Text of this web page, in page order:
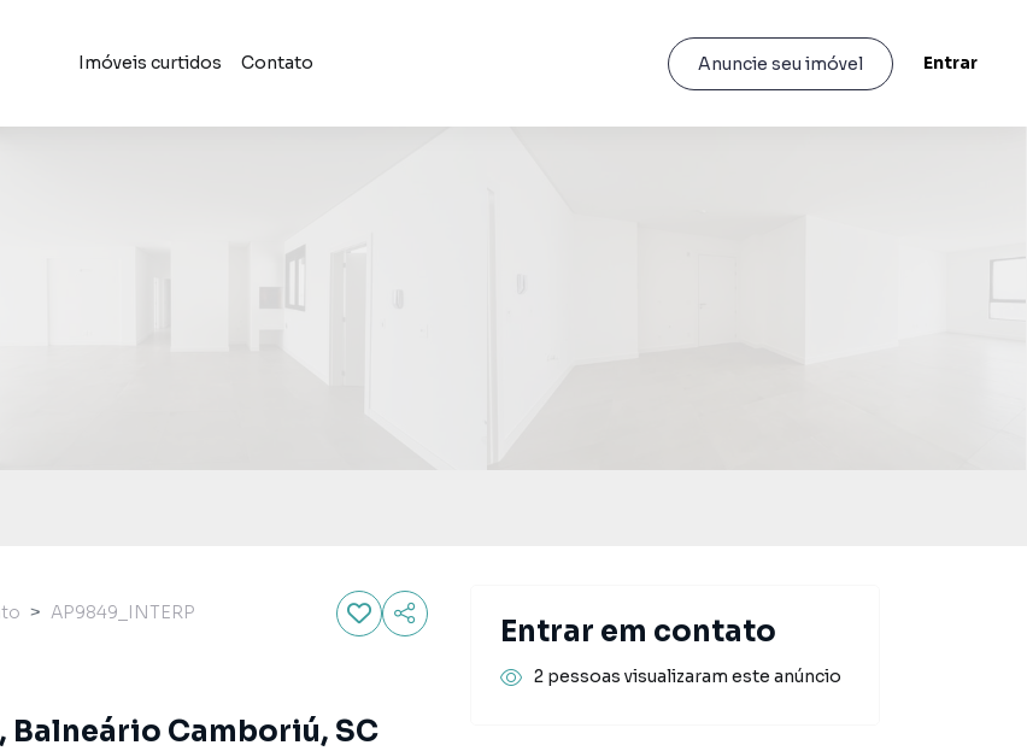
Imóveis curtidos Contato Anuncie seu imóvel Entrar
AP9849_INTERP
Camboriú, SC
Entrar em contato
2 pessoas visualizaram este anúncio